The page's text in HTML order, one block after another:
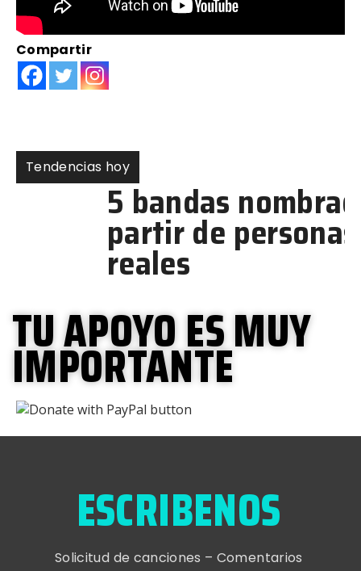
Compartir
Tendencias hoy
5 bandas nombradas a
partir de personas
reales
TU APOYO ES MUY
IMPORTANTE
ESCRIBENOS
Solicitud de canciones – Comentarios